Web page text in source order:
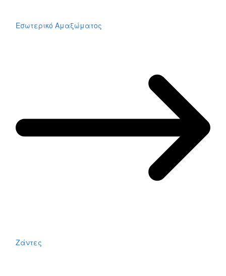
Εσωτερικό Αμαξώματος
Ζάντες